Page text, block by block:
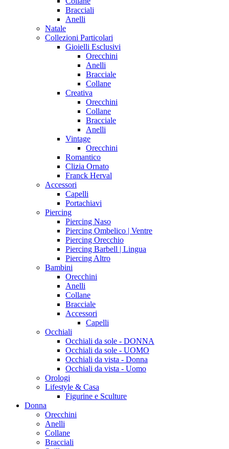
Bracciali
Anelli
Natale
Collezioni Particolari
Gioielli Esclusivi
Orecchini
Anelli
Bracciale
Collane
Creativa
Orecchini
Collane
Bracciale
Anelli
Vintage
Orecchini
Romantico
Clizia Ornato
Franck Herval
Accessori
Capelli
Portachiavi
Piercing
Piercing Naso
Piercing Ombelico | Ventre
Piercing Orecchio
Piercing Barbell | Lingua
Piercing Altro
Bambini
Orecchini
Anelli
Collane
Bracciale
Accessori
Capelli
Occhiali
Occhiali da sole - DONNA
Occhiali da sole - UOMO
Occhiali da vista - Donna
Occhiali da vista - Uomo
Orologi
Lifestyle & Casa
Figurine e Sculture
Donna
Orecchini
Anelli
Collane
Bracciali